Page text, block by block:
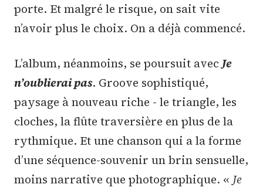
porte. Et malgré le risque, on sait vite
n’avoir plus le choix. On a déjà commencé.
L’album, néanmoins, se poursuit avec Je
n’oublierai pas. Groove sophistiqué,
paysage à nouveau riche - le triangle, les
cloches, la flûte traversière en plus de la
rythmique. Et une chanson qui a la forme
d’une séquence-souvenir un brin sensuelle,
moins narrative que photographique. « Je